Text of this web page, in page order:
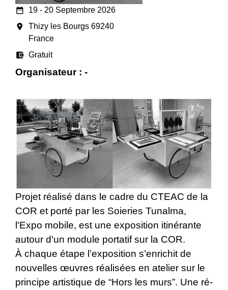
date_range 19 - 20 Septembre 2026
room
Thizy les Bourgs 69240
France
account_balance_wallet Gratuit
Organisateur : -
Projet réalisé dans le cadre du CTEAC de la
COR et porté par les Soieries Tunalma,
l'Expo mobile, est une exposition itinérante
autour d'un module portatif sur la COR.
À chaque étape l’exposition s’enrichit de
nouvelles œuvres réalisées en atelier sur le
principe artistique de “Hors les murs”. Une ré-